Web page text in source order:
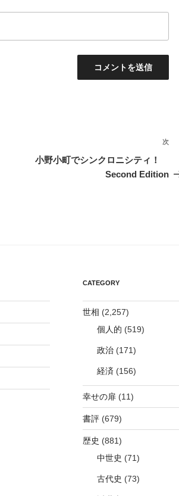
次
投
次
小野小町でシンクロニシティ！
Second Edition
CATEGORY
世相 (2,257)
個人的 (519)
政治(171)
経済(156)
幸せの扉(11)
書評(679)
歴史 (881)
中世史 (71)
古代史 (73)